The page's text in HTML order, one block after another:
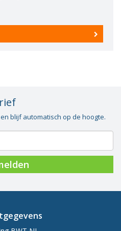
blijf automatisch op de hoogte.